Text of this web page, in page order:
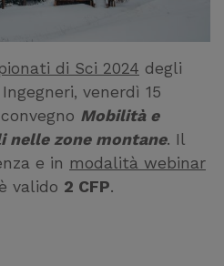
di Sci 2024 degli
venerdì 15
Mobilità e
nelle zone montane. Il
e in modalità webinar
valido 2 CFP.